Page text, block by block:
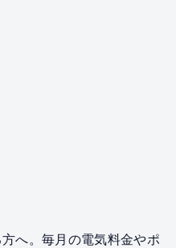
へ。毎月の電気料金やポ